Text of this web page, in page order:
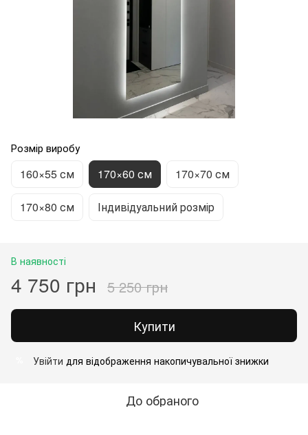
Розмір виробу
160×55 см 170×60 см 170×70 см
170×80 см Індивідуальний розмір
В наявності
4 750 грн 5 250 грн
Купити
Увійти для відображення накопичувальної знижки
До обраного